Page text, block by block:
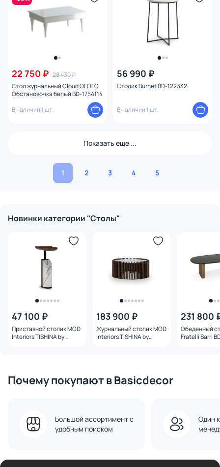
22 750 ₽ 28 430 ₽
Стол журнальный Cloud ОГОГО
Обстановочка белый BD-1754114
В наличии 1 шт.
56 990 ₽
Столик Burnet BD-122332
В наличии 1 шт.
Показать еще ...
1 2 3 4 5
Новинки категории "Столы"
47 100 ₽
Приставной столик MOD
Interiors TISHINA by
183 900 ₽
Журнальный столик MOD
Interiors TISHINA by
231 800
Обеденный
Fratelli Barri
Почему покупают в Basicdecor
Большой ассортимент с
удобным поиском
Один